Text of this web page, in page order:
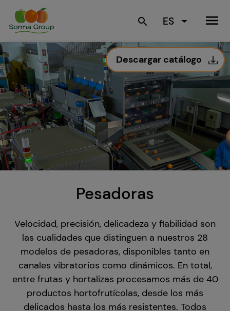
search ES menu
Pesadoras
Descargar catálogo
Velocidad, precisión, delicadeza y fiabilidad son
las cualidades que distinguen a nuestros 28
modelos de pesadoras, disponibles tanto en
canales vibratorios como dinámicos. En total,
entre frutas y hortalizas procesamos más de 40
productos hortofrutícolas, desde los más
delicados hasta los más resistentes. Todos